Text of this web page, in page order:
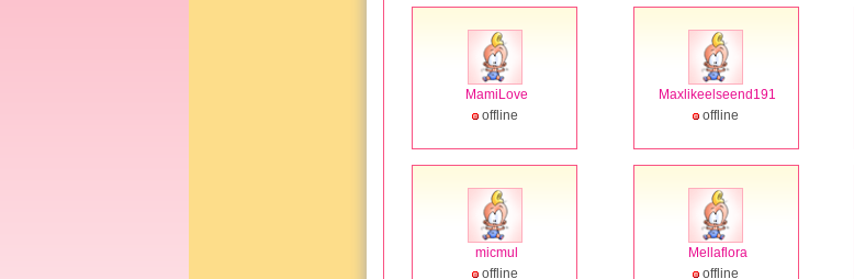
MamiLove
offline
Maxlikeelseend191
offline
micmul
offline
Mellaflora
offline